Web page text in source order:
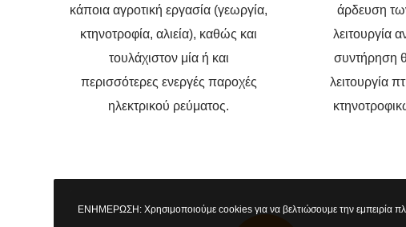
κάποια αγροτική εργασία (γεωργία,
κτηνοτροφία, αλιεία), καθώς και
τουλάχιστον μία ή και
περισσότερες ενεργές παροχές
ηλεκτρικού ρεύματος.
άρδευση
λειτουργία
συντήρηση
λειτουργία
ΕΝΗΜΕΡΩΣΗ: Χρησιμοποιούμε cookies για να βελτιώσουμε την εμπειρία